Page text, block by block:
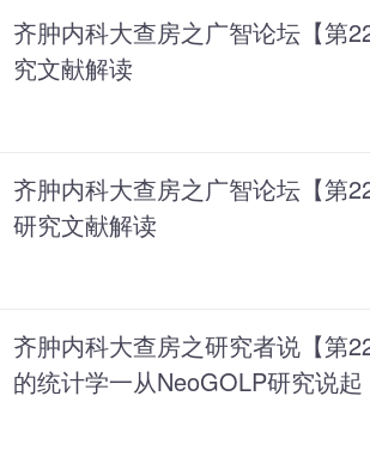
齐肿内科大查房之广智论坛【第
究文献解读
齐肿内科大查房之广智论坛【第
研究文献解读
齐肿内科大查房之研究者说【第
的统计学一从NeoGOLP研究说起